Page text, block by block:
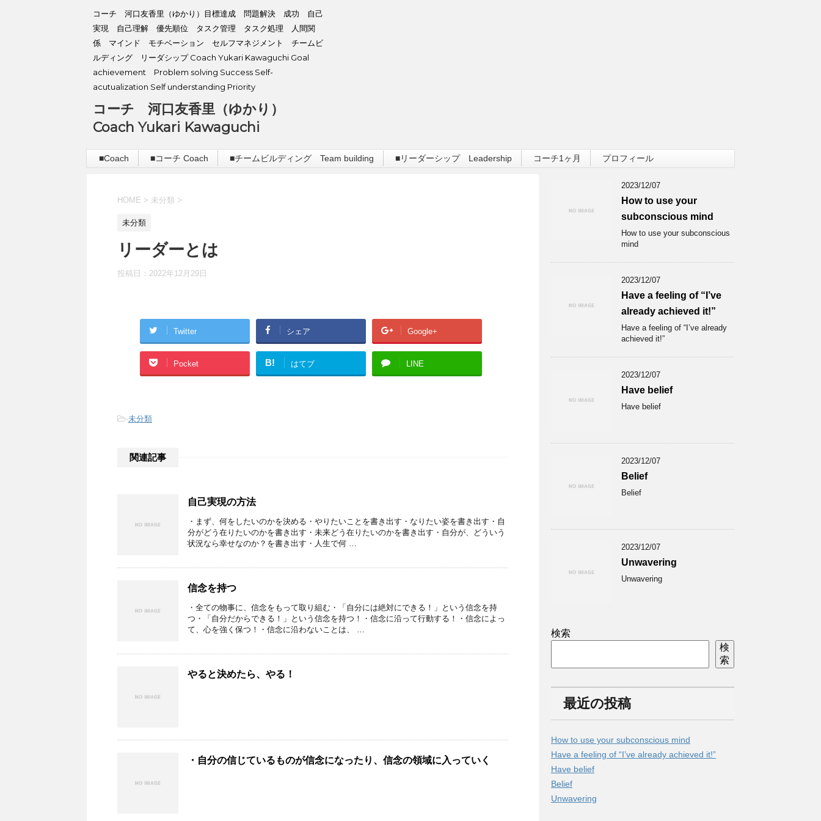
コーチ 河口友香里（ゆかり）目標達成 問題解決 成功 自己
実現 自己理解 優先順位 タスク管理 タスク処理 人間関
係 マインド モチベーション セルフマネジメント チームビ
ルディング リーダシップ Coach Yukari Kawaguchi Goal
achievement Problem solving Success Self-
acutualization Self understanding Priority
コーチ 河口友香里（ゆかり）
Coach Yukari Kawaguchi
■Coach ■コーチ Coach ■チームビルディング Team building ■リーダーシップ Leadership コーチ1ヶ月 プロフィール
HOME > 未分類 >
未分類
リーダーとは
投稿日： 2022年12月29日
Twitter シェア Google+
Pocket B! はてブ LINE
-未分類
関連記事
自己実現の方法
・まず、何をしたいのかを決める・やりたいことを書き出す・なりたい姿を書き出す・自
分がどう在りたいのかを書き出す・未来どう在りたいのかを書き出す・自分が、どういう
状況なら幸せなのか？を書き出す・人生で何 …
信念を持つ
・全ての物事に、信念をもって取り組む・「自分には絶対にできる！」という信念を持
つ・「自分だからできる！」という信念を持つ！・信念に沿って行動する！・信念によっ
て、心を強く保つ！・信念に沿わないことは、 …
やると決めたら、やる！
・自分の信じているものが信念になったり、信念の領域に入っていく
2023/12/07
How to use your
subconscious mind
How to use your subconscious
mind
2023/12/07
Have a feeling of “I’ve
already achieved it!”
Have a feeling of “I’ve already
achieved it!”
2023/12/07
Have belief
Have belief
2023/12/07
Belief
Belief
2023/12/07
Unwavering
Unwavering
検索
検
索
最近の投稿
How to use your subconscious mind
Have a feeling of “I’ve already achieved it!”
Have belief
Belief
Unwavering